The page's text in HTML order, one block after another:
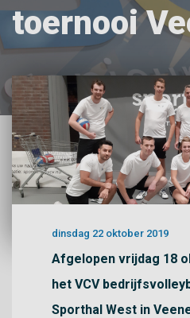
toernooi
dinsdag 22 oktober 2019
Afgelopen vrijdag 18
het VCV
Sporthal West in